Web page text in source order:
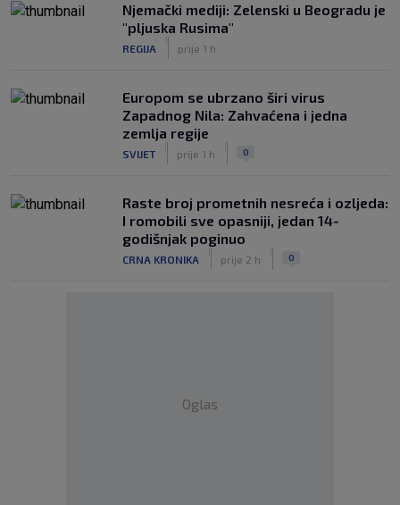
Njemački mediji: Zelenski u Beogradu je
"pljuska Rusima"
REGIJA prije 1 h
Europom se ubrzano širi virus
Zapadnog Nila: Zahvaćena i jedna
zemlja regije
SVIJET prije 1 h 0
Raste broj prometnih nesreća i ozljeda:
I romobili sve opasniji, jedan 14-
godišnjak poginuo
CRNA KRONIKA prije 2 h 0
Oglas